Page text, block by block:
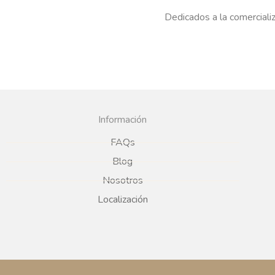
Dedicados a la
Información
FAQs
Blog
Nosotros
Localización